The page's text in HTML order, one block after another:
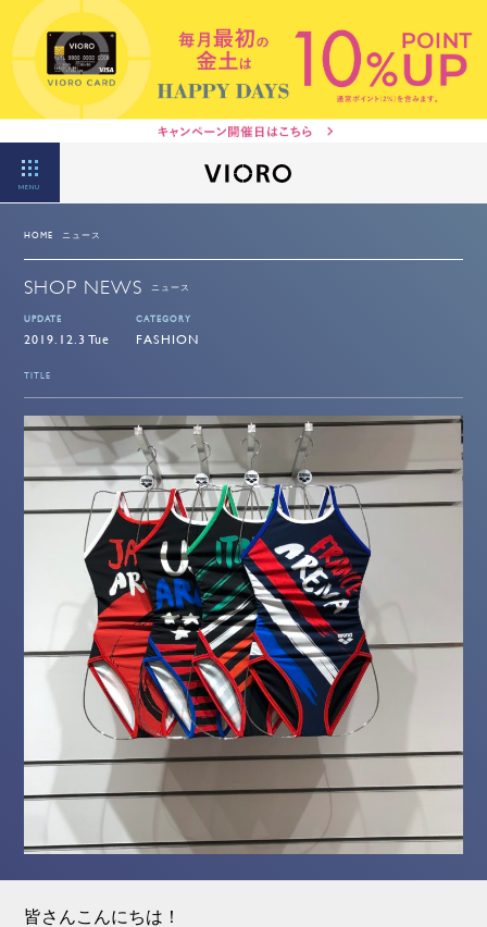
MENU
HOME ニュース
SHOP NEWS ニュース
UPDATE
2019.12.3 Tue
CATEGORY
FASHION
TITLE
皆さんこんにちは！